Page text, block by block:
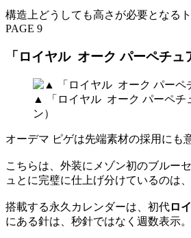
構造上どうしても高さが必要となる
PAGE 9
「ロイヤル オーク パーペチュ
▲ 「ロイヤル オーク パーペチ
ン）
オーデマ ピゲは先端素材の採用にも
こちらは、外装にメゾン初のブルー
ュとに完璧に仕上げ分けているのは、
搭載する永久カレンダーは、初代ロ
にある針は、秒針ではなく週数表示。